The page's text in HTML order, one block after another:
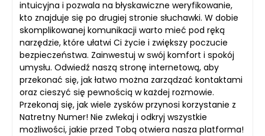
intuicyjna i pozwala na błyskawiczne weryfikowanie,
kto znajduje się po drugiej stronie słuchawki. W dobie
skomplikowanej komunikacji warto mieć pod ręką
narzędzie, które ułatwi Ci życie i zwiększy poczucie
bezpieczeństwa. Zainwestuj w swój komfort i spokój
umysłu. Odwiedź naszą stronę internetową, aby
przekonać się, jak łatwo można zarządzać kontaktami
oraz cieszyć się pewnością w każdej rozmowie.
Przekonaj się, jak wiele zysków przynosi korzystanie z
Natretny Numer! Nie zwlekaj i odkryj wszystkie
możliwości, jakie przed Tobą otwiera nasza platforma!